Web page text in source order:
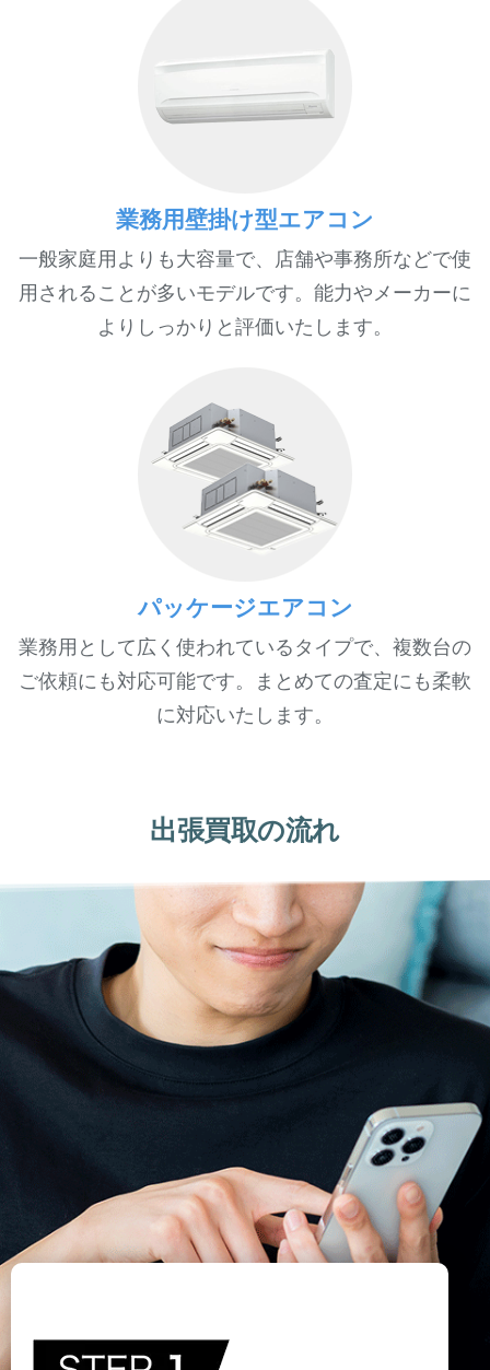
業務用壁掛け型エアコン
一般家庭用よりも大容量で、店舗や事務所などで使
用されることが多いモデルです。能力やメーカーに
よりしっかりと評価いたします。
パッケージエアコン
業務用として広く使われているタイプで、複数台の
ご依頼にも対応可能です。まとめての査定にも柔軟
に対応いたします。
出張買取の流れ